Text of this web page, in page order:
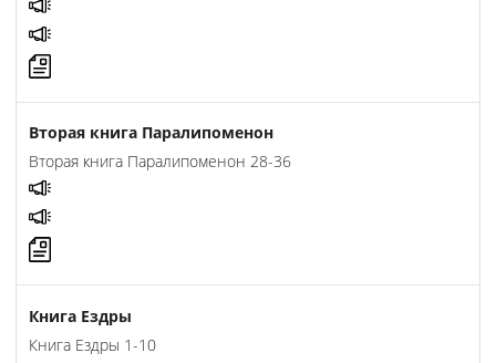
Вторая книга Паралипоменон
Вторая книга Паралипоменон 28-36
Книга Ездры
Книга Ездры 1-10